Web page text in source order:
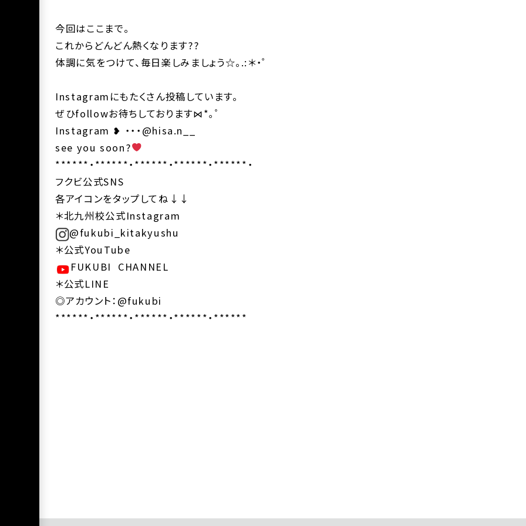
今回はここまで。
これからどんどん熱くなります??
体調に気をつけて、毎日楽しみましょう☆。.:＊・゜
Instagramにもたくさん投稿しています。
ぜひfollowお待ちしております⋈*｡ﾟ
Instagram ❥ ・・・@hisa.n__
see you soon?
******・******・******・******・******・
フクビ公式SNS
各アイコンをタップしてね↓↓
＊北九州校公式Instagram
@fukubi_kitakyushu
＊公式YouTube
FUKUBI CHANNEL
＊公式LINE
◎アカウント：@fukubi
******・******・******・******・******